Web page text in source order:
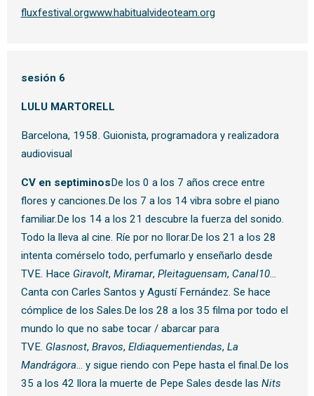
fluxfestival.orgwww.habitualvideoteam.org
sesión 6
LULU MARTORELL
Barcelona, 1958. Guionista, programadora y realizadora
audiovisual
CV en septiminos De los 0 a los 7 años crece entre
flores y canciones.De los 7 a los 14 vibra sobre el piano
familiar.De los 14 a los 21 descubre la fuerza del sonido.
Todo la lleva al cine. Ríe por no llorar.De los 21 a los 28
intenta comérselo todo, perfumarlo y enseñarlo desde
TVE. Hace Giravolt, Miramar, Pleitaguensam, Canal10…
Canta con Carles Santos y Agustí Fernández. Se hace
cómplice de los Sales.De los 28 a los 35 filma por todo el
mundo lo que no sabe tocar / abarcar para
TVE. Glasnost, Bravos, Eldiaquementiendas, La
Mandrágora… y sigue riendo con Pepe hasta el final.De los
35 a los 42 llora la muerte de Pepe Sales desde las Nits